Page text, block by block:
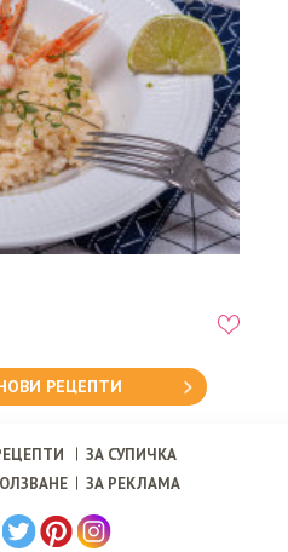
РЕЦЕПТИ
ЗА СУПИЧКА
ЗА РЕКЛАМА